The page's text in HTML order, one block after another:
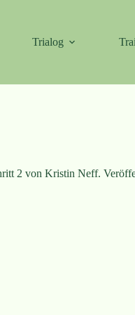
Trialog
2 von Kristin Neff.